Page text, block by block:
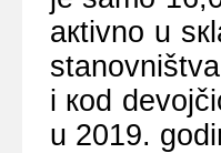
акtivnо u
i коd
u 2019.